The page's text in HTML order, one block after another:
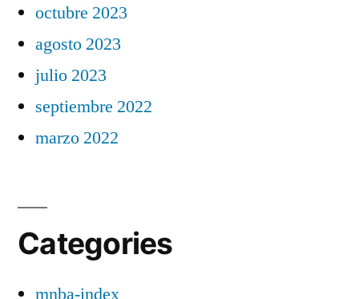
octubre 2023
agosto 2023
julio 2023
septiembre 2022
marzo 2022
Categories
mnba-index